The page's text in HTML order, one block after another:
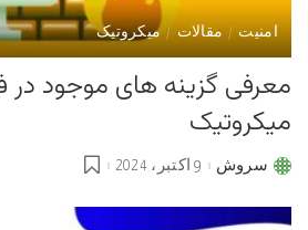
امنیت مقالات میکروتیک
معرفی گزینه های موجود در
میکروتیک
Postedسروش 9 اکتبر، 2024